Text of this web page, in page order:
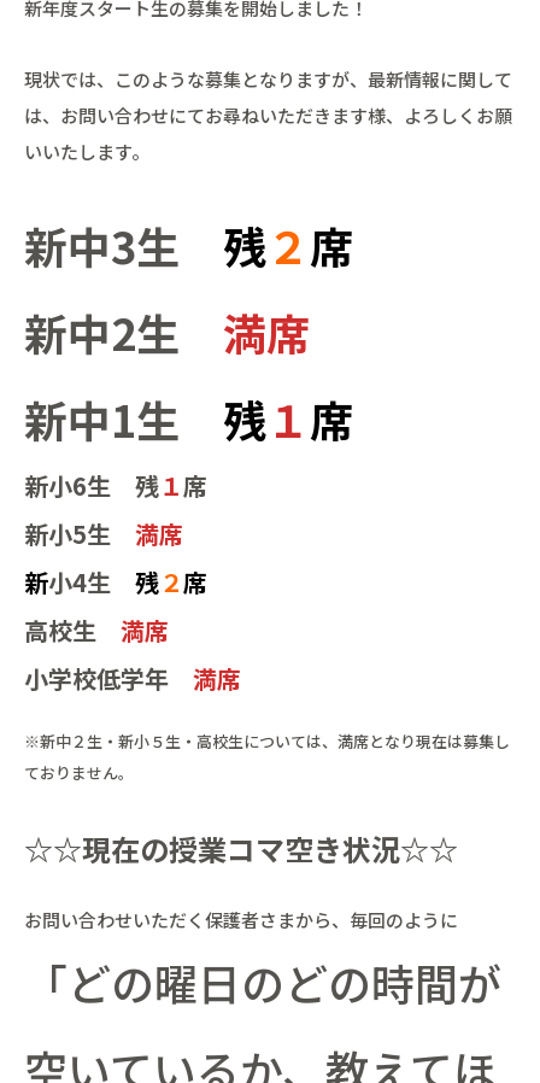
新年度スタート生の募集を開始しました！
現状では、このような募集となりますが、最新情報に関して
は、お問い合わせにてお尋ねいただきます様、よろしくお願
いいたします。
新中3生 残２席
新中2生 満席
新中1生 残１席
新小6生 残１席
新小5生 満席
新小4生 残２席
高校生 満席
小学校低学年 満席
※新中２生・新小５生・高校生については、満席となり現在は募集し
ておりません。
☆☆現在の授業コマ空き状況☆☆
お問い合わせいただく保護者さまから、毎回のように
「どの曜日のどの時間が
空いているか、教えてほ